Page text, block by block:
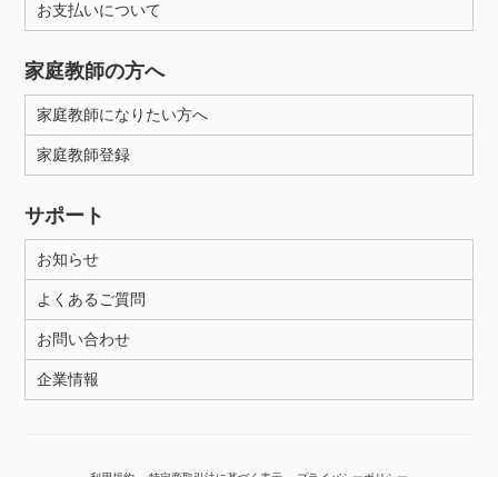
お支払いについて
家庭教師の方へ
家庭教師になりたい方へ
家庭教師登録
サポート
お知らせ
よくあるご質問
お問い合わせ
企業情報